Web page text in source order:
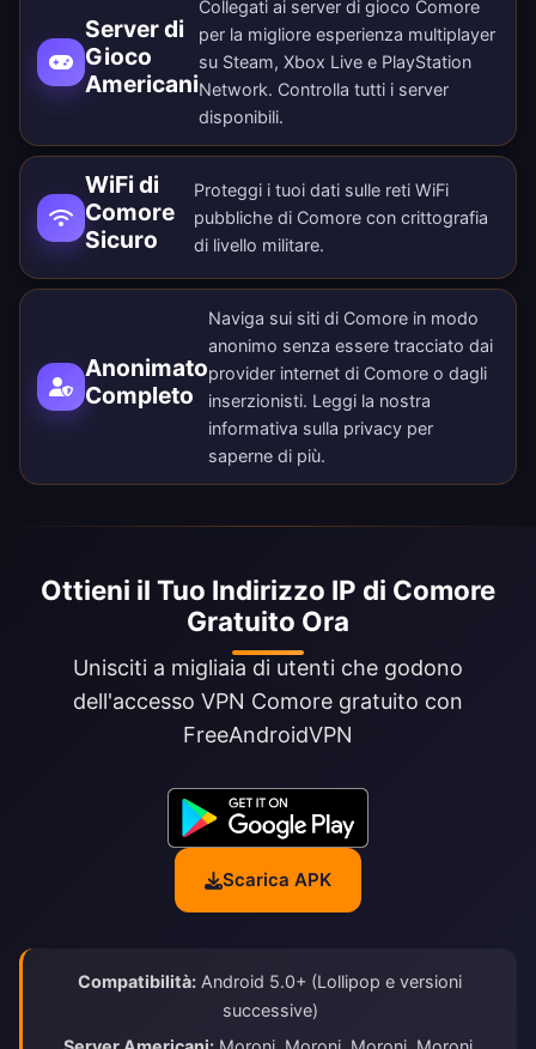
Server di
Gioco
Americani
Collegati ai server di gioco Comore
per la migliore esperienza multiplayer
su Steam, Xbox Live e PlayStation
Network. Controlla tutti i server
disponibili.
WiFi di
Comore
Sicuro
Proteggi i tuoi dati sulle reti WiFi
pubbliche di Comore con crittografia
di livello militare.
Anonimato
Completo
Naviga sui siti di Comore in modo
anonimo senza essere tracciato dai
provider internet di Comore o dagli
inserzionisti. Leggi la nostra
informativa sulla privacy per
saperne di più.
Ottieni il Tuo Indirizzo IP di Comore
Gratuito Ora
Unisciti a migliaia di utenti che godono
dell'accesso VPN Comore gratuito con
FreeAndroidVPN
Scarica APK
Compatibilità: Android 5.0+ (Lollipop e versioni
successive)